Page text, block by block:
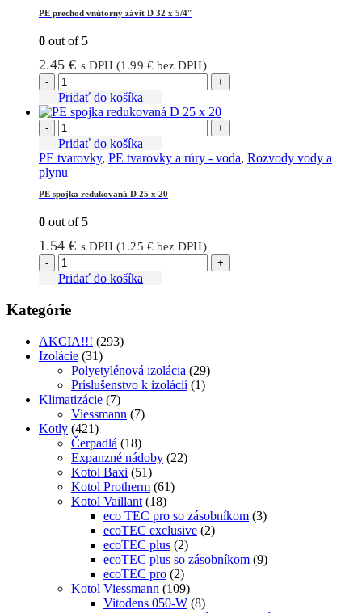
PE prechod vnútorný závit D 32 x 5/4″
0 out of 5
2.45€ s DPH (1.99 €bez DPH)
- +
Pridať do košíka
- +
Pridať do košíka
PE tvarovky, PE tvarovky a rúry - voda, Rozvody vody a
plynu
PE spojka redukovaná D 25 x 20
0 out of 5
1.54€ s DPH (1.25 €bez DPH)
- +
Pridať do košíka
Kategórie
AKCIA!!! (293)
Izolácie (31)
Polyetylénová izolácia (29)
Príslušenstvo k izolácií (1)
Klimatizácie (7)
Viessmann (7)
Kotly (421)
Čerpadlá (18)
Expanzné nádoby (22)
Kotol Baxi (51)
Kotol Protherm (61)
Kotol Vaillant (18)
eco TEC pro so zásobníkom (3)
ecoTEC exclusive (2)
ecoTEC plus (2)
ecoTEC plus so zásobníkom (9)
ecoTEC pro (2)
Kotol Viessmann (109)
Vitodens 050-W (8)